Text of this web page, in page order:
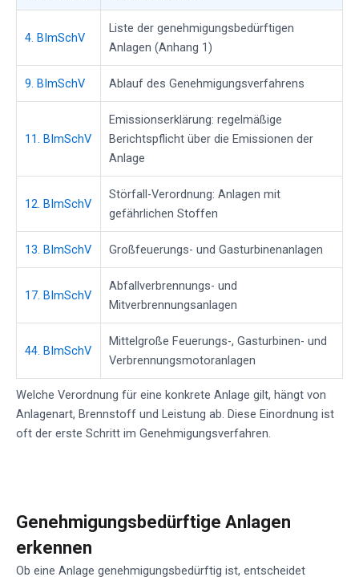
4. BImSchV
Liste der genehmigungsbedürftigen
Anlagen (Anhang 1)
9. BImSchV Ablauf des Genehmigungsverfahrens
11. BImSchV
Emissionserklärung: regelmäßige
Berichtspflicht über die Emissionen der
Anlage
12. BImSchV
Störfall-Verordnung: Anlagen mit
gefährlichen Stoffen
13. BImSchV Großfeuerungs- und Gasturbinenanlagen
17. BImSchV
Abfallverbrennungs- und
Mitverbrennungsanlagen
44. BImSchV
Mittelgroße Feuerungs-, Gasturbinen- und
Verbrennungsmotoranlagen
Welche Verordnung für eine konkrete Anlage gilt, hängt von
Anlagenart, Brennstoff und Leistung ab. Diese Einordnung ist
oft der erste Schritt im Genehmigungsverfahren.
Genehmigungsbedürftige Anlagen
erkennen
Ob eine Anlage genehmigungsbedürftig ist, entscheidet